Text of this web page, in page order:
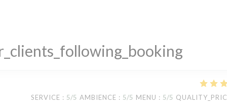
SERVICE : 5/5 AMBIENCE : 5/5 MENU : 5/5